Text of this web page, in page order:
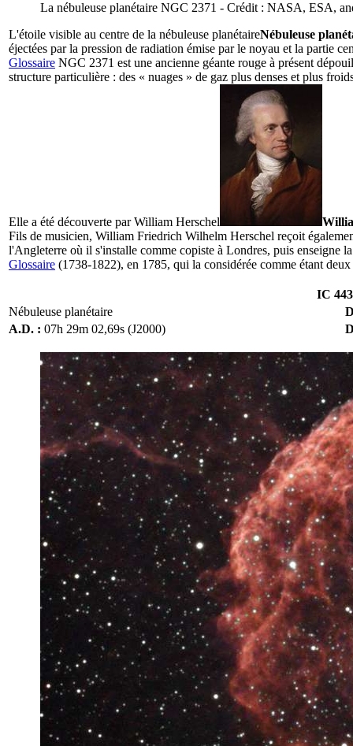
La nébuleuse planétaire NGC 2371 - Crédit : NASA, ESA,
L'étoile visible au centre de la nébuleuse planétaireNébuleuse
éjectées par la pression de radiation émise par le noyau et la partie
Glossaire NGC 2371 est une ancienne géante rouge à présent
structure particulière : des « nuages » de gaz plus denses et plus
Elle a été découverte parWilliam Herschel
Fils de musicien, William Friedrich Wilhelm Herschel reçoit
l'Angleterre où il s'installe comme copiste à Londres, puis enseigne
Glossaire (1738-1822), en 1785, qui la considérée comme étant
IC
Nébuleuse planétaire
A.D. : 07h 29m 02,69s (J2000)